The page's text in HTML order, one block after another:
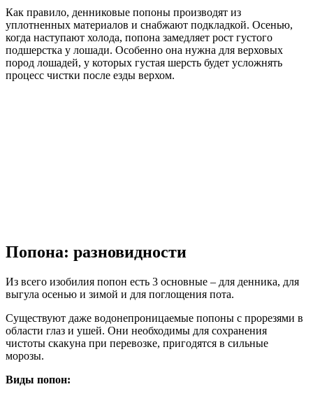
Как правило, денниковые попоны производят из
уплотненных материалов и снабжают подкладкой. Осенью,
когда наступают холода, попона замедляет рост густого
подшерстка у лошади. Особенно она нужна для верховых
пород лошадей, у которых густая шерсть будет усложнять
процесс чистки после езды верхом.
Попона: разновидности
Из всего изобилия попон есть 3 основные – для денника, для
выгула осенью и зимой и для поглощения пота.
Существуют даже водонепроницаемые попоны с прорезями в
области глаз и ушей. Они необходимы для сохранения
чистоты скакуна при перевозке, пригодятся в сильные
морозы.
Виды попон: